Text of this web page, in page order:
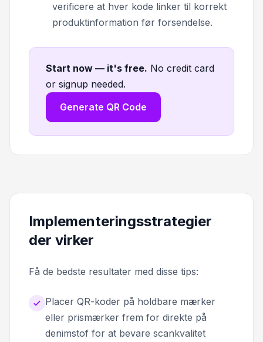
verificere at hver kode linker til korrekt
produktinformation før forsendelse.
Start now — it's free. No credit card
or signup needed.
Generate QR Code
Implementeringsstrategier
der virker
Få de bedste resultater med disse tips:
Placer QR-koder på holdbare mærker
eller prismærker frem for direkte på
denimstof for at bevare scankvalitet